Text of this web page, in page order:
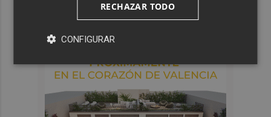
RECHAZAR TODO
CONFIGURAR